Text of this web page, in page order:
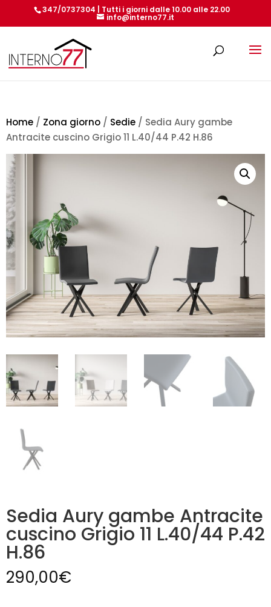
347/0737304 | Tutti i giorni dalle 10.00 alle 22.00
info@interno77.it
Home / Zona giorno / Sedie / Sedia Aury gambe
Antracite cuscino Grigio 11 L.40/44 P.42 H.86
Sedia Aury gambe Antracite
cuscino Grigio 11 L.40/44 P.42
H.86
290,00€